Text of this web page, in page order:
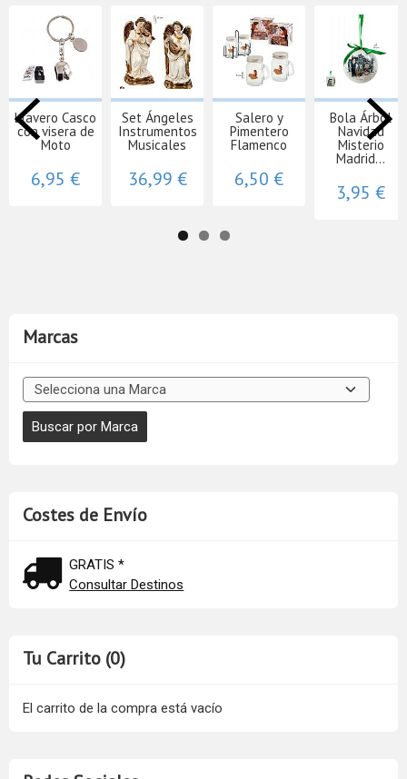
Marcas
Costes de Envío
GRATIS *
Consultar Destinos
Tu Carrito (0)
El carrito de la compra está vacío
Llavero Casco
con visera de
Moto
6,95 €
Set Ángeles
Instrumentos
Musicales
36,99 €
Salero y
Pimentero
Flamenco
6,50 €
Bola Árbol
Navidad
Misterio
Madrid...
3,95 €